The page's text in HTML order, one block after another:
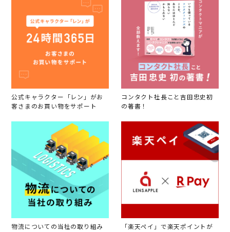
公式キャラクター「レン」がお
客さまのお買い物をサポート
コンタクト社長こと吉田忠史初
の著書！
物流についての当社の取り組み 「楽天ペイ」で楽天ポイントが